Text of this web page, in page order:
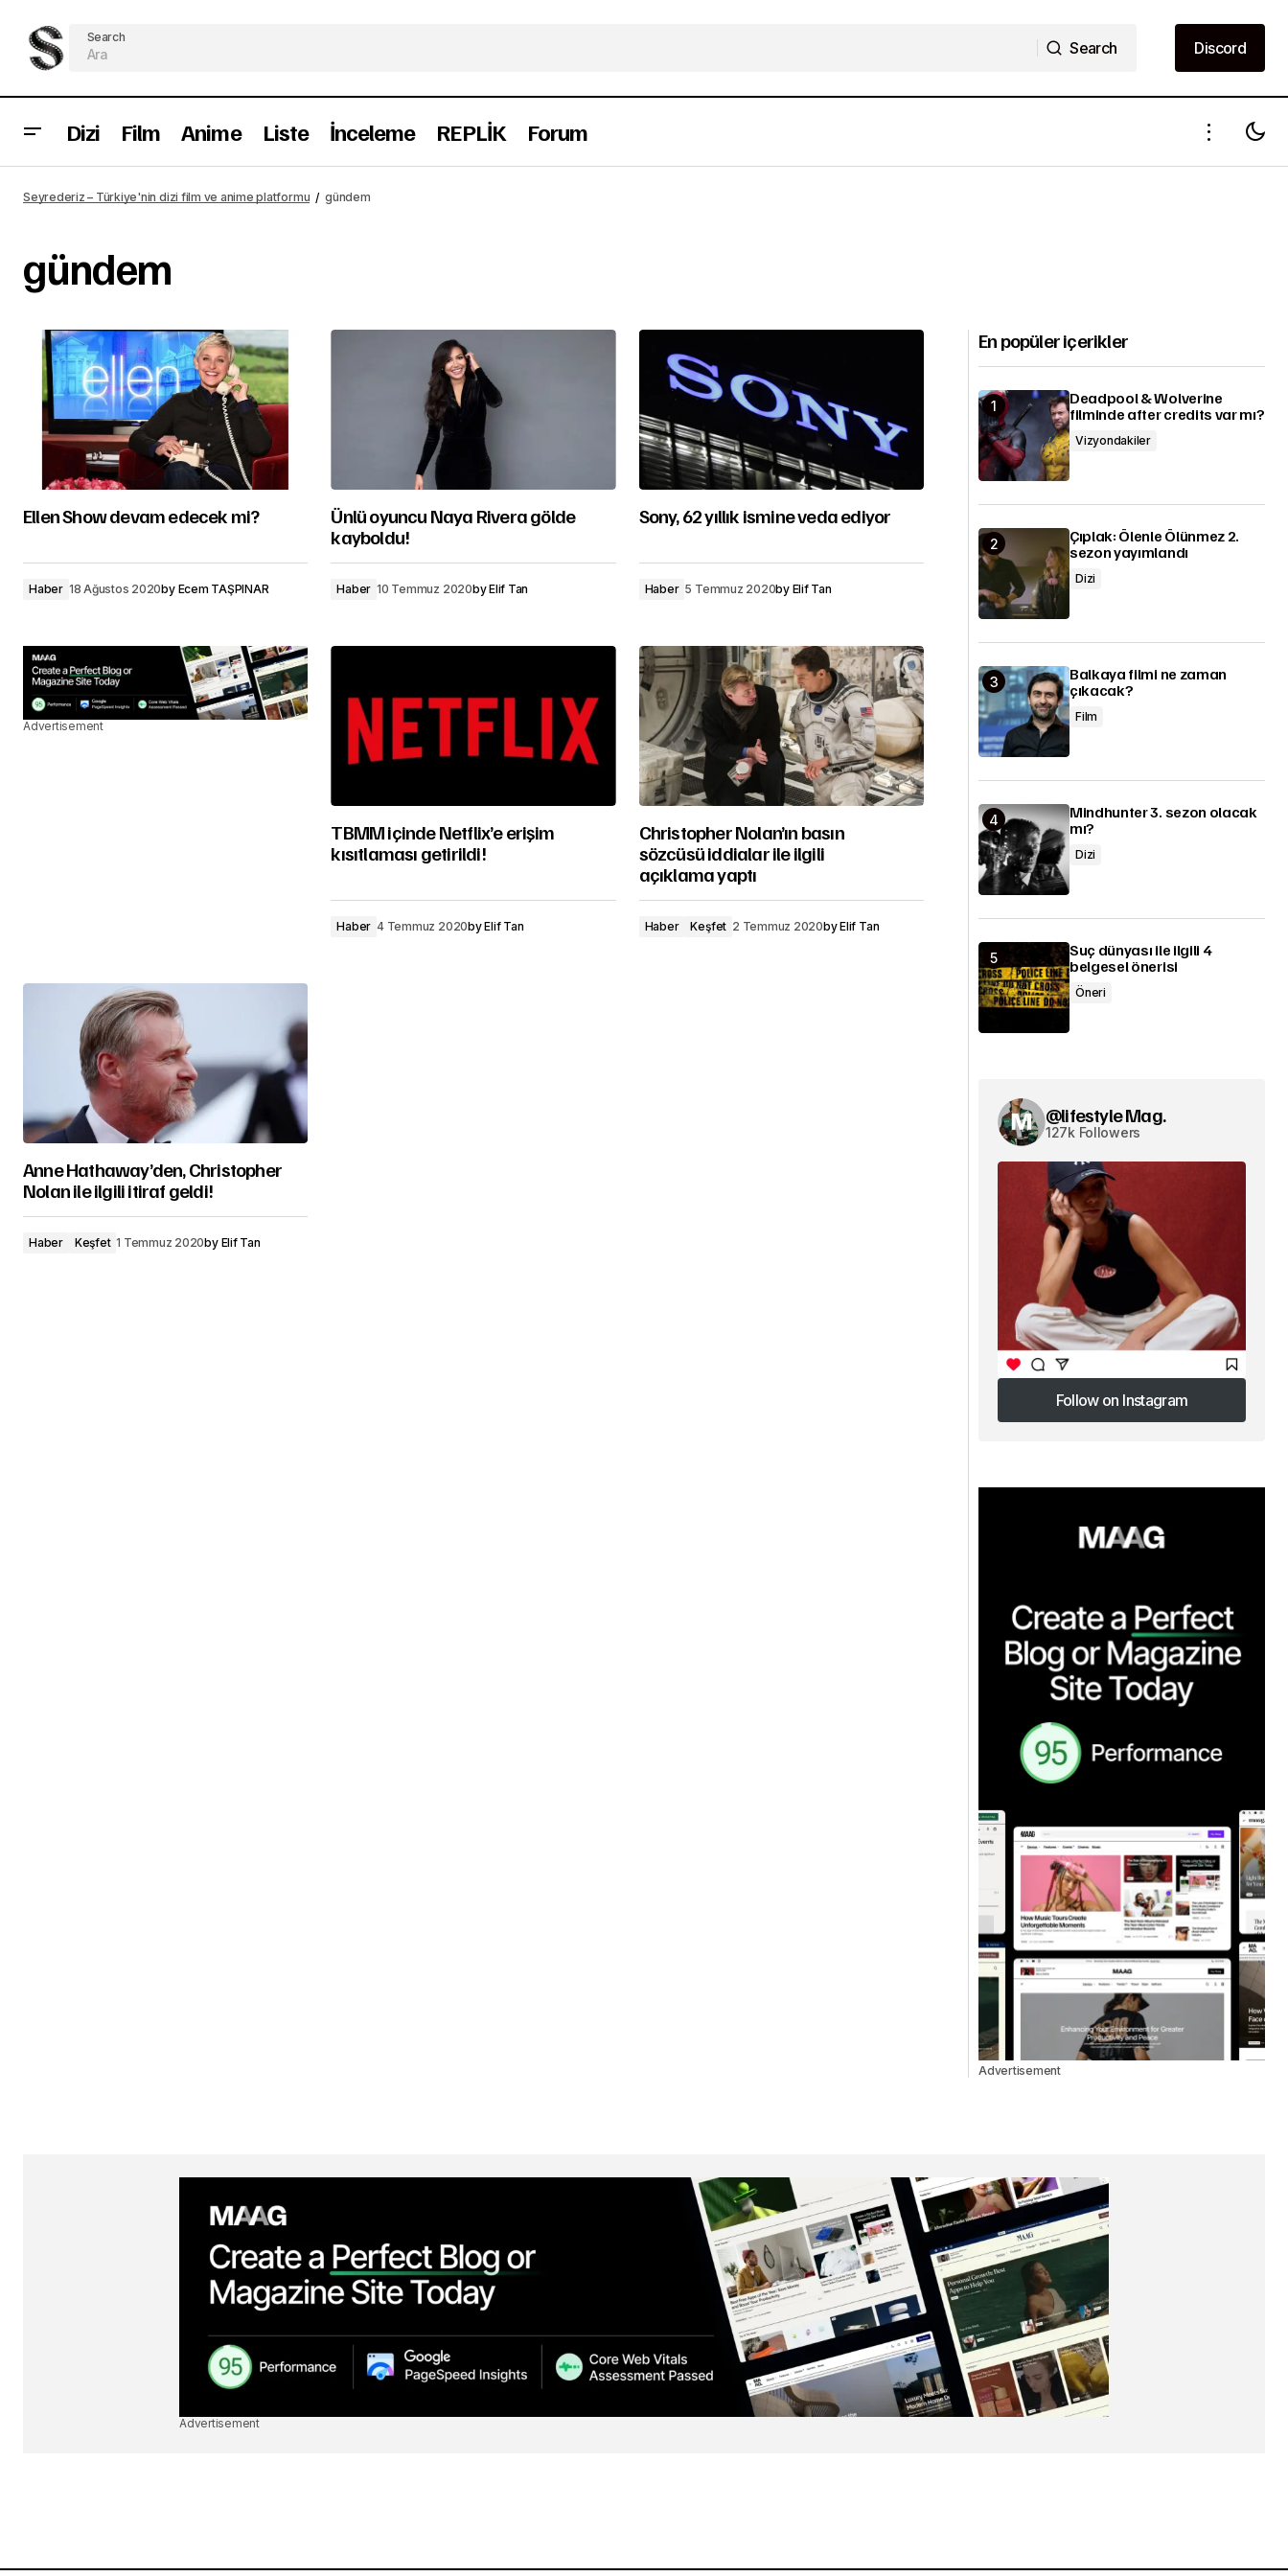
Search
Search
Discord
Discord
Dizi Film Anime Liste İnceleme REPLİK Forum
Seyrederiz – Türkiye'nin dizi film ve anime platformu gündem
gündem
Ellen Show devam edecek mi?
Haber 18 Ağustos 2020by Ecem TAŞPINAR
Ünlü oyuncu Naya Rivera gölde
kayboldu!
Haber 10 Temmuz 2020byElif Tan
Sony, 62 yıllık ismine veda ediyor
Haber 5 Temmuz 2020by Elif Tan
Advertisement
TBMM içinde Netflix’e erişim
kısıtlaması getirildi!
Haber 4 Temmuz 2020byElif Tan
Christopher Nolan’ın basın
sözcüsü iddialar ile ilgili
açıklama yaptı
Haber Keşfet 2 Temmuz 2020byElif Tan
Anne Hathaway’den, Christopher
Nolan ile ilgili itiraf geldi!
Haber Keşfet 1 Temmuz 2020by Elif Tan
En popüler içerikler
Deadpool & Wolverine
filminde after credits var mı?
Vizyondakiler
Çıplak: Ölenle Ölünmez 2.
sezon yayımlandı
Dizi
Balkaya filmi ne zaman
çıkacak?
Film
Mindhunter 3. sezon olacak
mı?
Dizi
Suç dünyası ile ilgili 4
belgesel önerisi
Öneri
@lifestyle Mag.
127k Followers
Follow on Instagram
Follow on Instagram
Advertisement
Advertisement